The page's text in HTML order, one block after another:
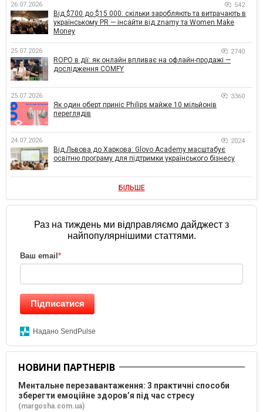
26.07.2026 542
Від $700 до $15 000: скільки заробляють та витрачають в
українському PR — інсайти від znamy та Women Make
Money
25.07.2026 2740
ROPO в дії: як онлайн впливає на офлайн-продажі —
дослідження COMFY
25.07.2026 3360
Як один оберт приніс Philips майже 10 мільйонів
переглядів
24.07.2026 2024
Від Львова до Харкова: Glovo Academy масштабує
освітню програму для підтримки українського бізнесу
БІЛЬШЕ
Раз на тиждень ми відправляємо дайджест з
найпопулярнішими статтями.
Ваш email *
Підписатися
Надано SendPulse
НОВИНИ ПАРТНЕРІВ
Ментальне перезавантаження: 3 практичні способи
зберегти емоційне здоров’я під час стресу
(margosha.com.ua)